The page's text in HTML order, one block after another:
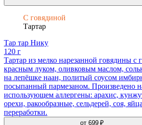
С говядиной
Тартар
Тар тар Нику
120 г
Тартар из мелко нарезанной говядины с
красным луком, оливковым маслом,
на лепёшке наан, политый соусом
посыпанный пармезаном. Произведено
использующем аллергены: арахис,
орехи, ракообразные, сельдерей, соя,
переработки.
от 699 ₽